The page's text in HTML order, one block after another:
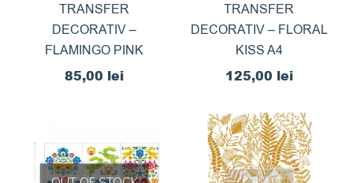
TRANSFER
DECORATIV –
FLAMINGO PINK
85,00 lei
TRANSFER
DECORATIV – FLORAL
KISS A4
125,00 lei